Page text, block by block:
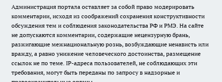
Администрация портала оставляет за собой право модерировать
комментарии, исходя из соображений сохранения конструктивности
обсуждения тем и соблюдения законодательства РФ и РМЭ. На сайте
не допускаются комментарии, содержащие нецензурную брань,
разжигающие межнациональную рознь, возбуждающие ненависть или
вражду, а равно унижение человеческого достоинства, размещение
ссылок не по теме. IP-адреса пользователей, не соблюдающих эти
требования, могут быть переданы по запросу в надзорные и